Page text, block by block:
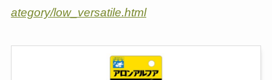
ategory/low_versatile.html